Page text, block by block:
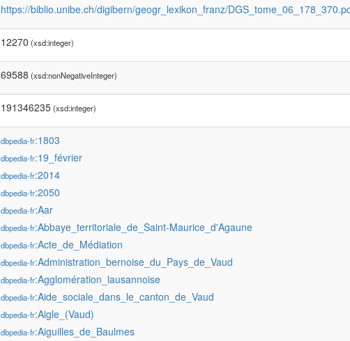
https://biblio.unibe.ch/digibern/geogr_lexikon_franz/
12270 (xsd:integer)
69588 (xsd:nonNegativeInteger)
191346235(xsd:integer)
dbpedia-fr:1803
dbpedia-fr:19_février
dbpedia-fr:2014
dbpedia-fr:2050
dbpedia-fr:Aar
dbpedia-fr:Abbaye_territoriale_de_Saint-Maurice_d'Agaune
dbpedia-fr:Acte_de_Médiation
dbpedia-fr:Administration_bernoise_du_Pays_de_Vaud
dbpedia-fr:Agglomération_lausannoise
dbpedia-fr:Aide_sociale_dans_le_canton_de_Vaud
dbpedia-fr:Aigle_(Vaud)
dbpedia-fr:Aiguilles_de_Baulmes